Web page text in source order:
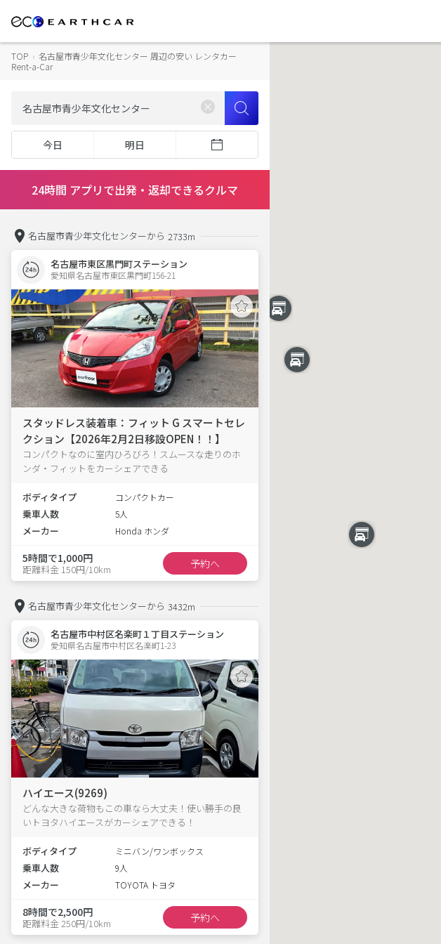
TOP › 名古屋市青少年文化センター 周辺の安い レンタカー
Rent-a-Car
今日 明日
24時間 アプリで出発・返却できるクルマ
名古屋市青少年文化センターから 2733m
名古屋市東区黒門町ステーション
愛知県名古屋市東区黒門町156-21
スタッドレス装着車：フィット G スマートセレ
クション【2026年2月2日移設OPEN！！】
コンパクトなのに室内ひろびろ！スムースな走りのホ
ンダ・フィットをカーシェアできる
ボディタイプ コンパクトカー
乗車人数 5人
メーカー Honda ホンダ
5時間で1,000円
距離料金 150円/10km 予約へ
名古屋市青少年文化センターから 3432m
名古屋市中村区名楽町１丁目ステーション
愛知県名古屋市中村区名楽町1-23
ハイエース(9269)
どんな大きな荷物もこの車なら大丈夫！使い勝手の良
いトヨタハイエースがカーシェアできる！
ボディタイプ ミニバン/ワンボックス
乗車人数 9人
メーカー TOYOTA トヨタ
8時間で2,500円
距離料金 250円/10km 予約へ